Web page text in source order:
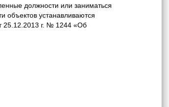
должности или заниматься
объектов устанавливаются
25.12.2013 г. № 1244 «Об